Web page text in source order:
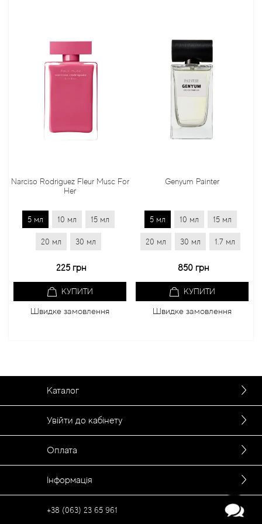
Narciso Rodriguez Fleur Musc For
Her
5 мл 10 мл 15 мл
20 мл 30 мл
225 грн
КУПИТИ
Швидке замовлення
Genyum Painter
5 мл 10 мл 15 мл
20 мл 30 мл 1.7 мл
850 грн
КУПИТИ
Швидке замовлення
Каталог
Увійти до кабінету
Оплата
Інформація
+38 (063) 23 65 961